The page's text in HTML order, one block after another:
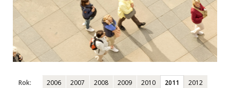
Rok: 2006 2007 2008 2009 2010 2011
2012